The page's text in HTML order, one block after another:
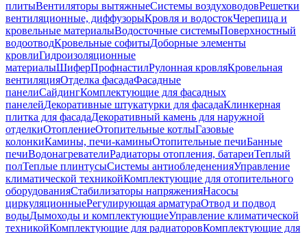
плитыВентиляторы вытяжныеСистемы воздуховодовРешетки
вентиляционные, диффузорыКровля и водостокЧерепица и
кровельные материалыВодосточные системыПоверхностный
водоотводКровельные софитыДоборные элементы
кровлиГидроизоляционные
материалыШиферПрофнастилРулонная кровляКровельная
вентиляцияОтделка фасадаФасадные
панелиСайдингКомплектующие для фасадных
панелейДекоративные штукатурки для фасадаКлинкерная
плитка для фасадаДекоративный камень для наружной
отделкиОтоплениеОтопительные котлыГазовые
колонкиКамины, печи-каминыОтопительные печиБанные
печиВодонагревателиРадиаторы отопления, батареиТеплый
полТеплые плинтусыСистемы антиобледененияУправление
климатической техникойКомплектующие для отопительного
оборудованияСтабилизаторы напряженияНасосы
циркуляционныеРегулирующая арматураОтвод и подвод
водыДымоходы и комплектующиеУправление климатической
техникойКомплектующие для радиаторовКомплектующие для